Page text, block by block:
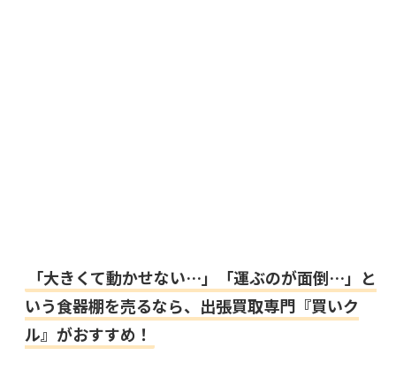
「大きくて動かせない…」「運ぶのが面倒…」と
いう食器棚を売るなら、出張買取専門『買いク
ル』がおすすめ！